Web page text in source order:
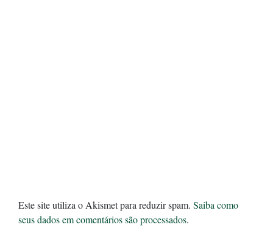
Este site utiliza o Akismet para reduzir spam. Saiba como
seus dados em comentários são processados.